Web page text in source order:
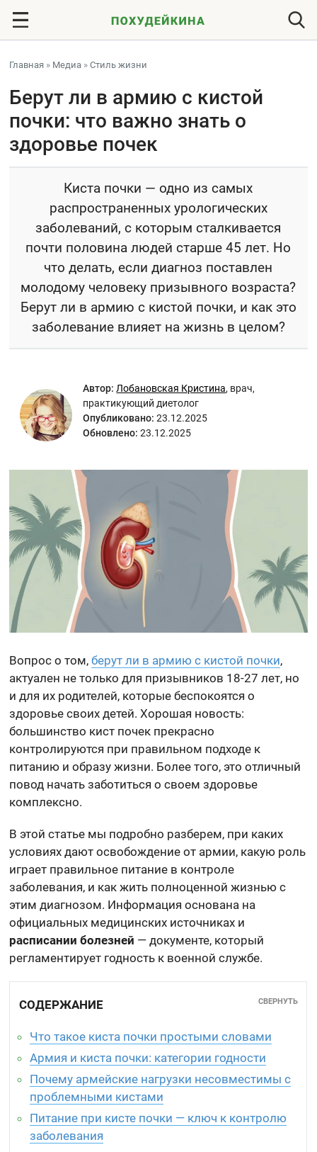
Главная » Медиа »Стиль жизни
Берут ли в армию с кистой
почки: что важно знать о
здоровье почек
Киста почки — одно из самых
распространенных урологических
заболеваний, с которым сталкивается
почти половина людей старше 45 лет. Но
что делать, если диагноз поставлен
молодому человеку призывного возраста?
Берут ли в армию с кистой почки, и как это
заболевание влияет на жизнь в целом?
Автор: Лобановская Кристина, врач,
практикующий диетолог
Опубликовано: 23.12.2025
Обновлено: 23.12.2025
Вопрос о том,берут ли в армию с кистой почки,
актуален не только для призывников 18-27 лет, но
и для их родителей, которые беспокоятся о
здоровье своих детей. Хорошая новость:
большинство кист почек прекрасно
контролируются при правильном подходе к
питанию и образу жизни. Более того, это отличный
повод начать заботиться о своем здоровье
комплексно.
В этой статье мы подробно разберем, при каких
условиях дают освобождение от армии, какую роль
играет правильное питание в контроле
заболевания, и как жить полноценной жизнью с
этим диагнозом. Информация основана на
официальных медицинских источниках и
расписании болезней — документе, который
регламентирует годность к военной службе.
СОДЕРЖАНИЕ СВЕРНУТЬ
Что такое киста почки простыми словами
Армия и киста почки: категории годности
Почему армейские нагрузки несовместимы с
проблемными кистами
Питание при кисте почки — ключ к контролю
заболевания